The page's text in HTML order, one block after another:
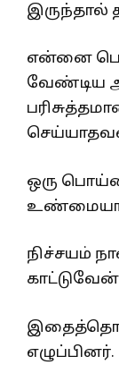
இருந்தால்
என்னை
வேண்டிய
ஒரு
நிச்சயம்
எழுப்பினர்.